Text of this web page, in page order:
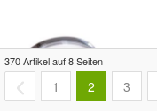
370 Artikel auf 8 Seiten
1 2 3